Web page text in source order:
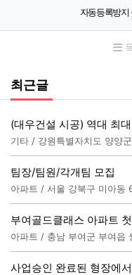
자동등록방지
최근글
기타 / 강원특별자치도 양양
팀장/팀원/각개팀 모집
아파트 / 서울 강북구 미아
부여골드클래스 아파트
아파트 / 충남 부여군 부여
사업승인 완료된 형장에